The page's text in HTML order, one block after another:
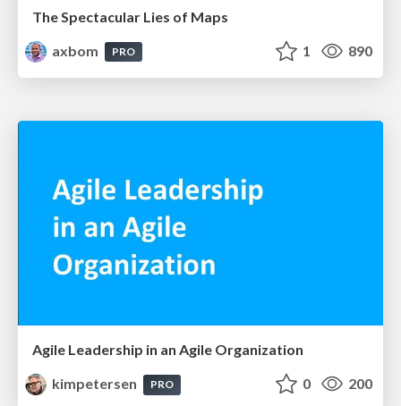
The Spectacular Lies of Maps
axbom
PRO 1 890
Agile Leadership in an Agile Organization
kimpetersen
PRO 0 200